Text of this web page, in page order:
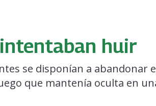
huir
se disponían a abandonar
que mantenía oculta en